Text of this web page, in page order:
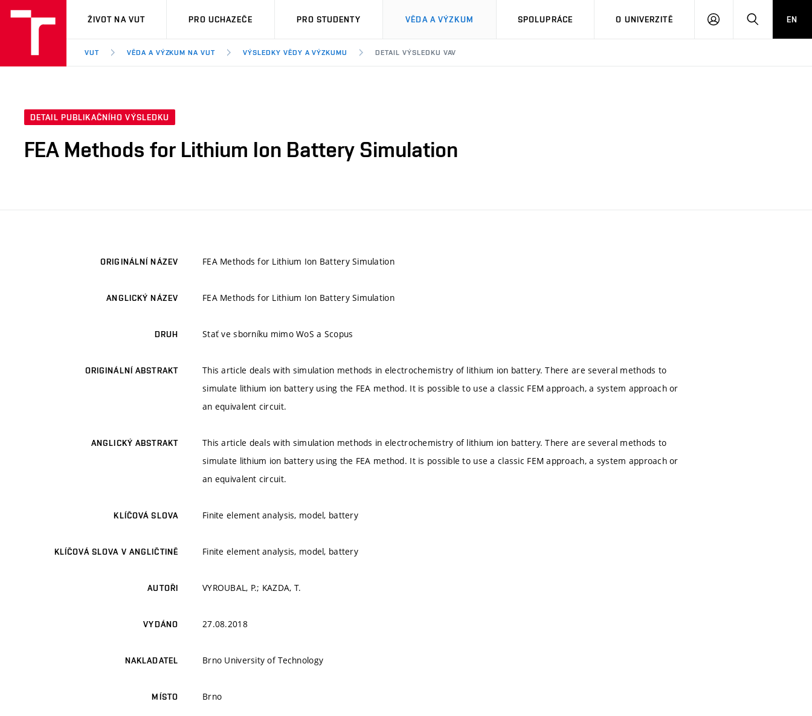
VUT
ŽIVOT NA VUT PRO UCHAZEČE PRO STUDENTY VĚDA A VÝZKUM SPOLUPRÁCE O UNIVERZITĚ
PŘIHLÁSIT HLEDATEN
VUT VĚDA A VÝZKUM NA VUT VÝSLEDKY VĚDY A VÝZKUMU DETAIL VÝSLEDKU VAV
DETAIL PUBLIKAČNÍHO VÝSLEDKU
FEA Methods for Lithium Ion Battery Simulation
ORIGINÁLNÍ NÁZEV FEA Methods for Lithium Ion Battery Simulation
ANGLICKÝ NÁZEV FEA Methods for Lithium Ion Battery Simulation
DRUH Stať ve sborníku mimo WoS a Scopus
ORIGINÁLNÍ ABSTRAKT
This article deals with simulation methods in electrochemistry of lithium ion battery. There are several methods to
simulate lithium ion battery using the FEA method. It is possible to use a classic FEM approach, a system approach or
an equivalent circuit.
ANGLICKÝ ABSTRAKT
This article deals with simulation methods in electrochemistry of lithium ion battery. There are several methods to
simulate lithium ion battery using the FEA method. It is possible to use a classic FEM approach, a system approach or
an equivalent circuit.
KLÍČOVÁ SLOVA Finite element analysis, model, battery
KLÍČOVÁ SLOVA V ANGLIČTINĚ Finite element analysis, model, battery
AUTOŘI VYROUBAL, P.; KAZDA, T.
VYDÁNO 27.08.2018
NAKLADATEL Brno University of Technology
MÍSTO Brno